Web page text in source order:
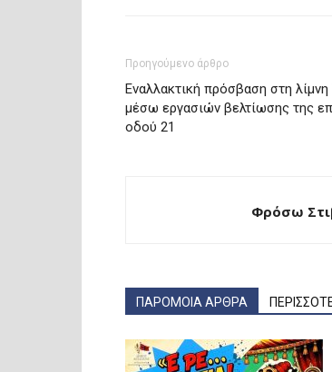
Προηγούμενο άρθρο
Εναλλακτική πρόσβαση στη
μέσω εργασιών βελτίωσης της
οδού 21
Φρόσω
ΠΑΡΟΜΟΙΑ ΑΡΘΡΑ